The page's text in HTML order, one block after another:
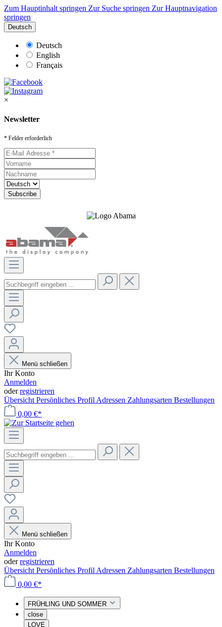
Zum Hauptinhalt springen Zur Suche springen Zur Hauptnavigation
springen
Deutsch
Deutsch
English
Français
×
Newsletter
* Felder erforderlich
Menü schließen
Ihr Konto
Anmelden
oderregistrieren
Übersicht Persönliches Profil Adressen Zahlungsarten Bestellungen
0,00 €*
Menü schließen
Ihr Konto
Anmelden
oderregistrieren
Übersicht Persönliches Profil Adressen Zahlungsarten Bestellungen
0,00 €*
FRÜHLING UND SOMMER
close
LOVE